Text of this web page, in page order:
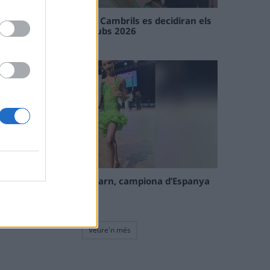
En les tirades de Flix i Cambrils es decidiran els
campions de l’Interclubs 2026
La tortosina Cinta Talarn, campiona d’Espanya
Veure'n més